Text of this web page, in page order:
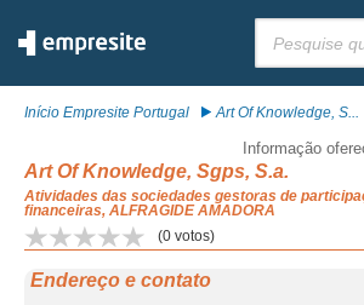
Início Empresite Portugal Art Of Knowledge, S...
Informação
Art Of Knowledge, Sgps, S.a.
Atividades das sociedades gestoras de
financeiras, ALFRAGIDE AMADORA
(0 votos)
Endereço e contato